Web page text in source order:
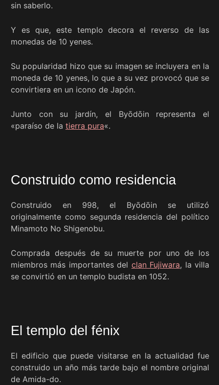
sin saberlo.
Y es que, este templo decora el reverso de las
monedas de 10 yenes.
Su popularidad hizo que su imagen se incluyera en la
moneda de 10 yenes, lo que a su vez provocó que se
convirtiera en un icono de Japón.
Junto con su jardín, el Byōdōin representa el
«paraíso de la tierra pura«.
Construido como residencia
Construido en 998, el Byōdōin se utilizó
originalmente como segunda residencia del político
Minamoto No Shigenobu.
Comprada después de su muerte por uno de los
miembros más importantes del clan Fujiwara, la villa
se convirtió en un templo budista en 1052.
El templo del fénix
El edificio que puede visitarse en la actualidad fue
construido un año más tarde bajo el nombre original
de Amida-do.